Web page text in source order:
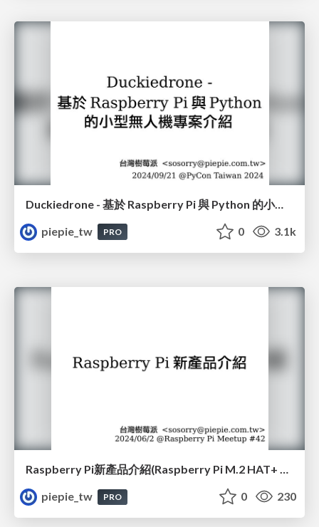
Duckiedrone - 基於 Raspberry Pi 與 Python 的小型無人機專案介紹
piepie_tw
PRO 0 3.1k
Raspberry Pi新產品介紹(Raspberry Pi M.2 HAT+ 和 Raspberry Pi AI Kit)(#42)
piepie_tw
PRO 0 230